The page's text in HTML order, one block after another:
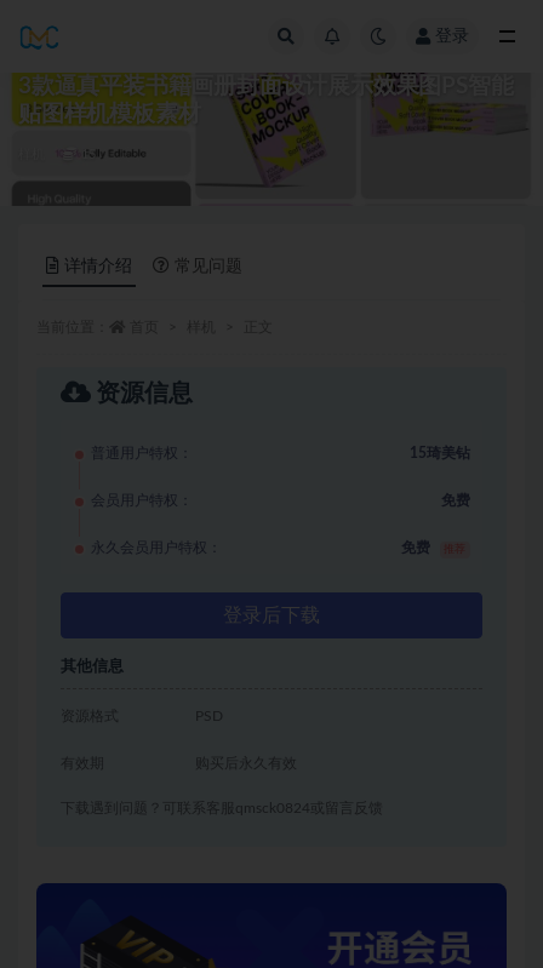
登录
3款逼真平装书籍画册封面设计展示效果图PS智能
贴图样机模板素材
15
详情介绍 常见问题
资源信息
普通用户特权： 15琦美钻
会员用户特权： 免费
永久会员用户特权： 免费
登录后下载
其他信息
资源格式 PSD
有效期 购买后永久有效
下载遇到问题？可联系客服qmsck0824或留言反馈